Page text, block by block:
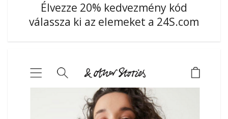
Élvezze 20% kedvezmény kód
válassza ki az elemeket a 24S.com